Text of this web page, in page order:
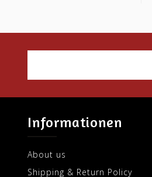
Informationen
About us
Shipping & Return Policy